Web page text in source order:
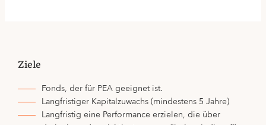
Ziele
Fonds, der für PEA geeignet ist.
Langfristiger Kapitalzuwachs (mindestens 5 Jahre)
Langfristig eine Performance erzielen, die über